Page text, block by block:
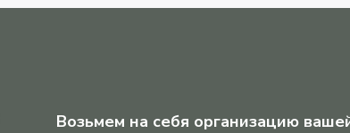
Возьмем на себя организацию